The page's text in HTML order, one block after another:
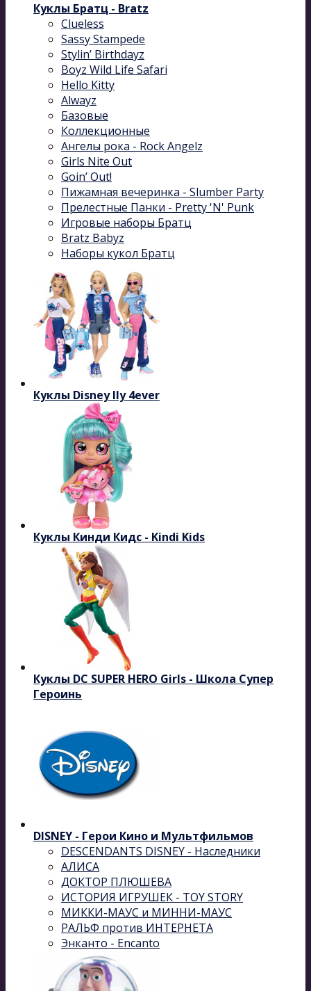
Куклы Братц - Bratz
Clueless
Sassy Stampede
Stylin’ Birthdayz
Boyz Wild Life Safari
Hello Kitty
Alwayz
Базовые
Коллекционные
Ангелы рока - Rock Angelz
Girls Nite Out
Goin’ Out!
Пижамная вечеринка - Slumber Party
Прелестные Панки - Pretty 'N' Punk
Игровые наборы Братц
Bratz Babyz
Наборы кукол Братц
Куклы Disney Ily 4ever
Куклы Кинди Кидс - Kindi Kids
Куклы DC SUPER HERO Girls - Школа Супер
Героинь
DISNEY - Герои Кино и Мультфильмов
DESCENDANTS DISNEY - Наследники
АЛИСА
ДОКТОР ПЛЮШЕВА
ИСТОРИЯ ИГРУШЕК - TOY STORY
МИККИ-МАУС и МИННИ-МАУС
РАЛЬФ против ИНТЕРНЕТА
Энканто - Encanto